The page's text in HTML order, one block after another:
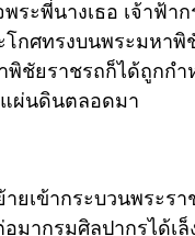
นางเธอ เจ้าฟ้าก
กศทรงบนพระมหาพิ
ชัยราชรถก็ได้ถูกกำ
แผ่นดินตลอดมา
ข้ากระบวนพระรา
มากรมศิลปากรได้เ